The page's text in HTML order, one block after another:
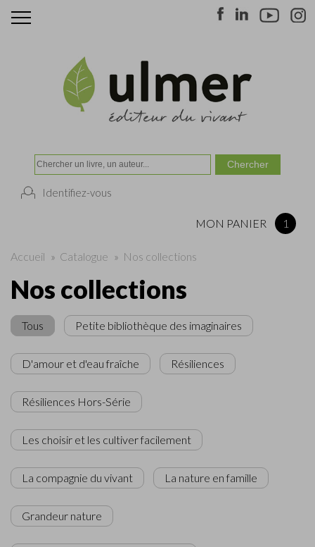
Identifiez-vous
MON PANIER 1
Accueil » Catalogue » Nos collections
Nos collections
Tous Petite bibliothèque des imaginaires
D'amour et d'eau fraîche Résiliences
Résiliences Hors-Série
Les choisir et les cultiver facilement
La compagnie du vivant La nature en famille
Grandeur nature